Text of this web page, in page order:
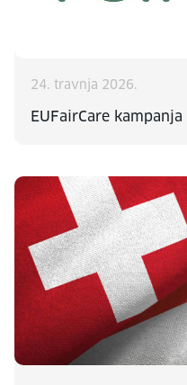
24. travnja 2026.
EUFairCare kampanja